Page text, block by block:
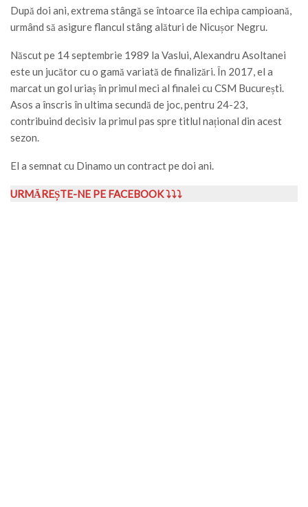
După doi ani, extrema stângă se întoarce îla echipa campioană,
urmând să asigure flancul stâng alături de Nicușor Negru.
Născut pe 14 septembrie 1989 la Vaslui, Alexandru Asoltanei
este un jucător cu o gamă variată de finalizări. În 2017, el a
marcat un gol uriaș în primul meci al finalei cu CSM București.
Asos a înscris în ultima secundă de joc, pentru 24-23,
contribuind decisiv la primul pas spre titlul național din acest
sezon.
El a semnat cu Dinamo un contract pe doi ani.
URMĂREȘTE-NE PE FACEBOOK ⤵⤵⤵